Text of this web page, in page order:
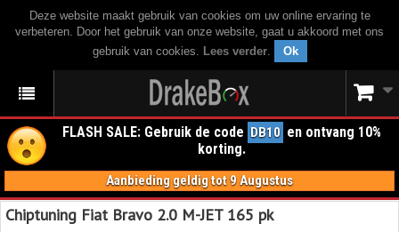
Deze website maakt gebruik van cookies om uw online ervaring te
verbeteren. Door het gebruik van onze website, gaat u akkoord met ons
gebruik van cookies. Lees verder. Ok
FLASH SALE: Gebruik de code DB10 en ontvang 10%
korting.
Aanbieding geldig tot 9 Augustus
Chiptuning Fiat Bravo 2.0 M-JET 165 pk